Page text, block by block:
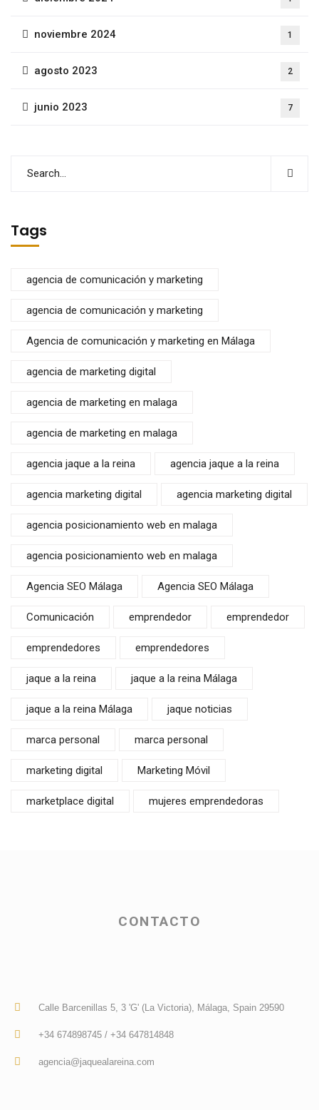
noviembre 2024 1
agosto 2023 2
junio 2023 7
Tags
agencia de comunicación y marketing
agencia de comunicación y marketing
Agencia de comunicación y marketing en Málaga
agencia de marketing digital
agencia de marketing en malaga
agencia de marketing en malaga
agencia jaque a la reina agencia jaque a la reina
agencia marketing digital agencia marketing digital
agencia posicionamiento web en malaga
agencia posicionamiento web en malaga
Agencia SEO Málaga Agencia SEO Málaga
Comunicación emprendedor emprendedor
emprendedores emprendedores
jaque a la reina jaque a la reina Málaga
jaque a la reina Málaga jaque noticias
marca personal marca personal
marketing digital Marketing Móvil
marketplace digital mujeres emprendedoras
CONTACTO
Calle Barcenillas 5, 3 'G' (La Victoria), Málaga, Spain 29590
+34 674898745 / +34 647814848
agencia@jaquealareina.com